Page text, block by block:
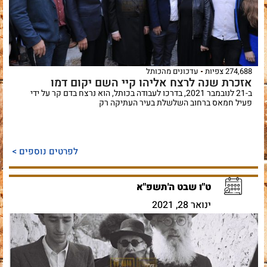
274,688 צפיות עדכונים מהכותל
אזכרת שנה לרצח אליהו קיי השם יקום דמו
ב-21 לנובמבר 2021, בדרכו לעבודה בכותל, הוא נרצח בדם קר על ידי
פעיל חמאס ברחוב השלשלת בעיר העתיקה רק
לפרטים נוספים >
ט"ו שבט ה'תשפ"א
ינואר 28, 2021